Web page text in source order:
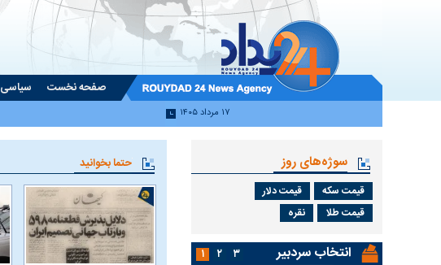
صفحه نخست سیاسی
۱۷ مرداد ۱۴۰۵
حتما بخوانید سوژه‌های روز
قیمت سکه
قیمت دلار
قیمت طلا
نقره
انتخاب سردبیر ۱ ۲ ۳